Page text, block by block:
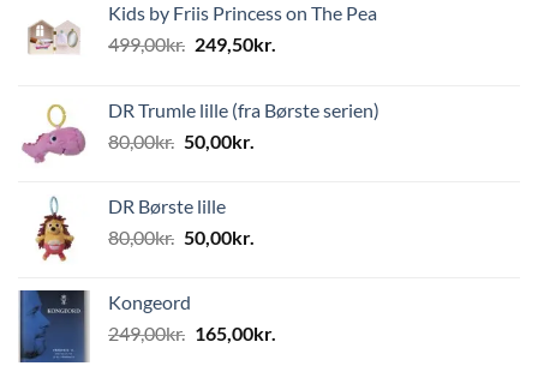
Kids by Friis Princess on The Pea
499,00kr. Den
var:
499,00kr..
249,50kr.
er:
DR Trumle lille (fra Børste serien)
80,00kr. Den
var:
80,00kr..
50,00kr.
50,00kr..
DR Børste lille
80,00kr. Den
var:
80,00kr..
50,00kr.
50,00kr..
Kongeord
249,00kr. Den
165,00kr.